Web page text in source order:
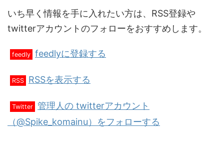
いち早く情報を手に入れたい方は、RSS登録や
twitterアカウントのフォローをおすすめします。
feedly feedlyに登録する
RSS RSSを表示する
Twitter 管理人の twitterアカウント
（@Spike_komainu）をフォローする